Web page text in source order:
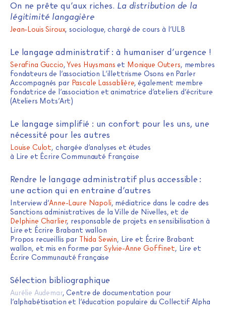
On ne prête qu’aux riches. La distribution de la
légitimité langagière
Jean-Louis Siroux, sociologue, chargé de cours à l’ULB
Le langage administratif : à humaniser d’urgence !
Serafina Guccio,Yves Huysmans et Monique Outers, membres
fondateurs de l’association L’illettrisme Osons en Parler
Accompagnés par Pascale Lassablière, également membre
fondatrice de l’association et animatrice d’ateliers d’écriture
(Ateliers Mots’Art)
Le langage simplifié : un confort pour les uns, une
nécessité pour les autres
Louise Culot, chargée d’analyses et études
à Lire et Écrire Communauté française
Rendre le langage administratif plus accessible :
une action qui en entraine d’autres
Interview d’Anne-Laure Napoli, médiatrice dans le cadre des
Sanctions administratives de la Ville de Nivelles, et de
Delphine Charlier, responsable de projets en sensibilisation à
Lire et Écrire Brabant wallon
Propos recueillis par Thida Sewin, Lire et Écrire Brabant
wallon, et mis en forme par Sylvie-Anne Goffinet, Lire et
Écrire Communauté française
Sélection bibliographique
Aurélie Audemar, Centre de documentation pour
l’alphabétisation et l’éducation populaire du Collectif Alpha